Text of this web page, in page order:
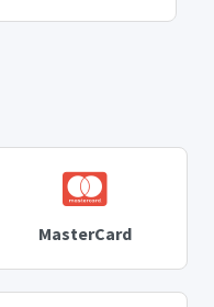
MasterCard